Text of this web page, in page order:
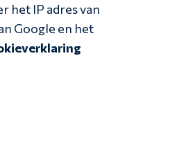
het IP adres van
Google en het